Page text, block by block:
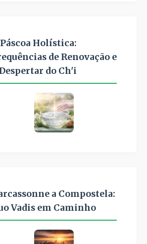
Holística:
de Renovação e
do Ch'i
a Compostela:
Vadis em Caminho